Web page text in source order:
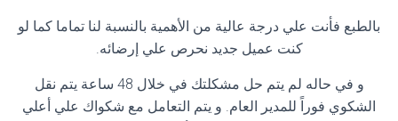
بالطبع فأنت علي درجة عالية من الأهمية بالنسبة لنا تماما كما لو
كنت عميل جديد نحرص علي إرضائه.
و في حاله لم يتم حل مشكلتك في خلال 48 ساعة يتم نقل
الشكوي فوراً للمدير العام. و يتم التعامل مع شكواك علي أعلي